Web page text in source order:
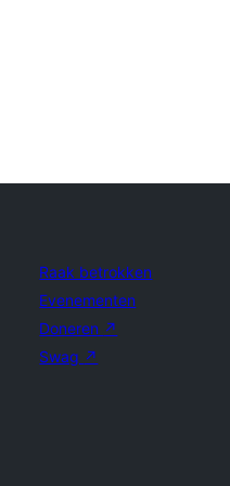
Raak betrokken
Evenementen
Doneren ↗
Swag ↗